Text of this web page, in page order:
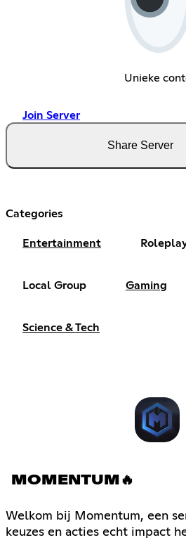
Unieke
Join Server
Share Server
Categories
Entertainment
Local Group Gaming
Science & Tech
MOMENTUM🔥
Welkom bij Momentum, een
keuzes en acties echt impact